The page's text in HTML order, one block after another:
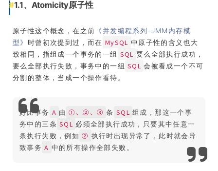
1.1、Atomicity原子性
原子性这个概念，在之前 《并发编程系列-JMM内存模
型》 时曾初次提到过，而在 MySQL
中原子性的含义也大
致相同，指组成一个事务的一组 SQL
要么全部执行成功，
要么全部执行失败，事务中的一组 SQL 会被看成一个不可
分割的整体，当成一个操作看待。
好比事务 A 由 ①、②、③ 条 SQL 组成，那这一个事
务中的三条 SQL
必须全部执行成功，只要其中任意一
条执行失败，例如 ② 执行时出现异常了，此时就会导
致事务 A 中的所有操作全部失败。